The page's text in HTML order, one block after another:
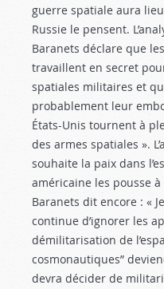
guerre spatiale aura
Russie le pensent.
Baranets déclare que
travaillent en secret
spatiales militaires et
probablement leur
États-Unis tournent à
des armes spatiales ».
souhaite la paix dans
américaine les pousse
Baranets dit encore : «
continue d’ignorer les
démilitarisation de
cosmonautiques”
devra décider de